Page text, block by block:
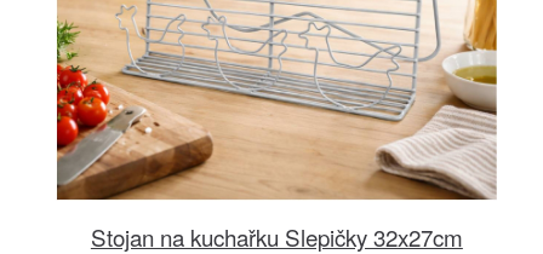
Stojan na kuchařku Slepičky 32x27cm